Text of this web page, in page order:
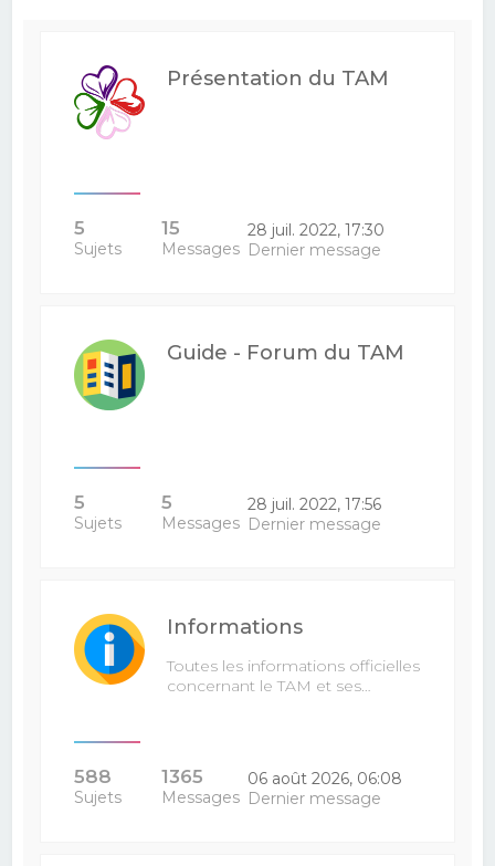
Présentation du TAM
5
Sujets
15
Messages
28 juil. 2022, 17:30
Dernier message
Guide - Forum du TAM
5
Sujets
5
Messages
28 juil. 2022, 17:56
Dernier message
Informations
Toutes les informations officielles
concernant le TAM et ses…
588
Sujets
1365
Messages
06 août 2026, 06:08
Dernier message